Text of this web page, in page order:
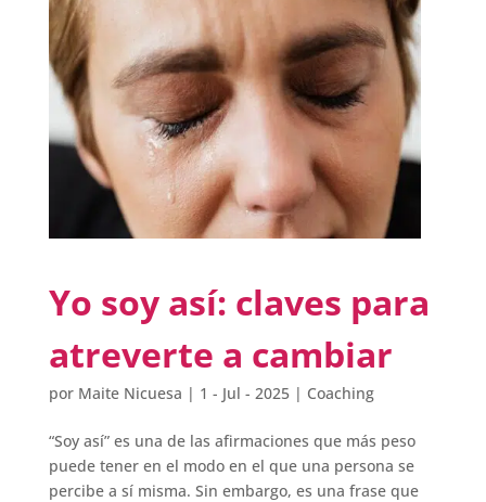
Yo soy así: claves para
atreverte a cambiar
por Maite Nicuesa | 1 - Jul - 2025| Coaching
“Soy así” es una de las afirmaciones que más peso
puede tener en el modo en el que una persona se
percibe a sí misma. Sin embargo, es una frase que